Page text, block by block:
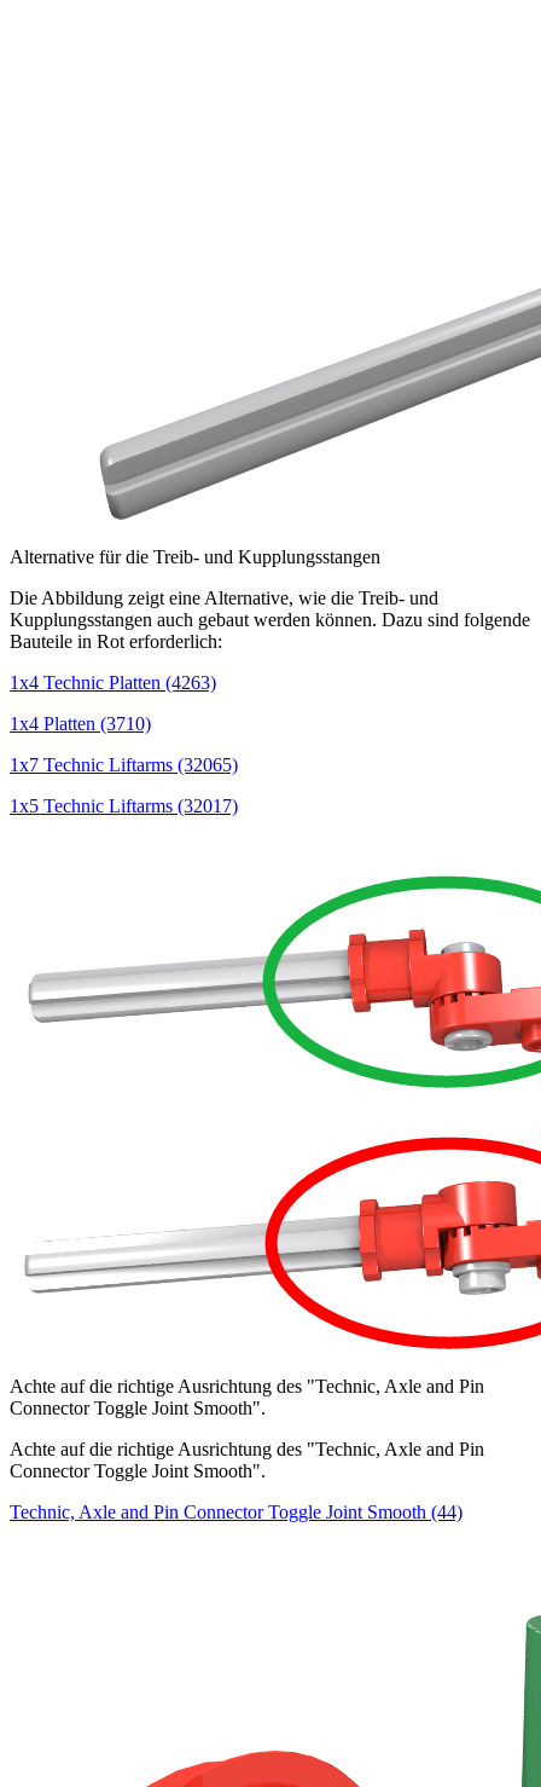
Alternative für die Treib- und Kupplungsstangen
Die Abbildung zeigt eine Alternative, wie die Treib- und
Kupplungsstangen auch gebaut werden können. Dazu sind folgende
Bauteile in Rot erforderlich:
1x4 Technic Platten (4263)
1x4 Platten (3710)
1x7 Technic Liftarms (32065)
1x5 Technic Liftarms (32017)
Achte auf die richtige Ausrichtung des "Technic, Axle and Pin
Connector Toggle Joint Smooth".
Achte auf die richtige Ausrichtung des "Technic, Axle and Pin
Connector Toggle Joint Smooth".
Technic, Axle and Pin Connector Toggle Joint Smooth (44)